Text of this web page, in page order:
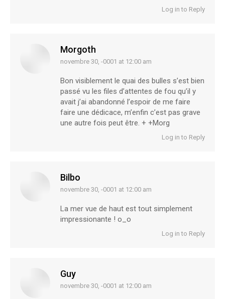
Log in to Reply
Morgoth
says:
novembre 30, -0001 at 12:00 am
Bon visiblement le quai des bulles s’est bien
passé vu les files d’attentes de fou qu’il y
avait j’ai abandonné l’espoir de me faire
faire une dédicace, m’enfin c’est pas grave
une autre fois peut être. + +Morg
Log in to Reply
Bilbo
says:
novembre 30, -0001 at 12:00 am
La mer vue de haut est tout simplement
impressionante ! o_o
Log in to Reply
Guy
says:
novembre 30, -0001 at 12:00 am